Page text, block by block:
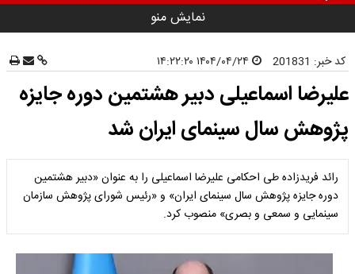
نمایش منو
کد خبر: 201831
علیرضا اسماعیلی دبیر هشتمین دوره جایزه
پژوهش سال سینمای ایران شد
رائد فریدزاده طی احکامی علیرضا اسماعیلی را به عنوان «دبیر هشتمین
دوره جایزه پژوهش سال سینمای ایران» و «رئیس شورای پژوهش سازمان
سینمایی و سمعی و بصری» منصوب کرد.